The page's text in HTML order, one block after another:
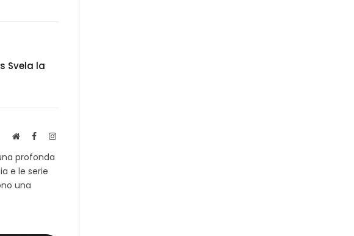
Svela la
S
t
o
w
F
c
e
I
profonda
e le serie
una